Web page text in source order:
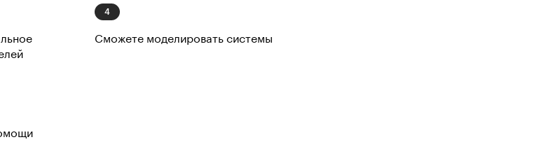
Сможете моделировать системы